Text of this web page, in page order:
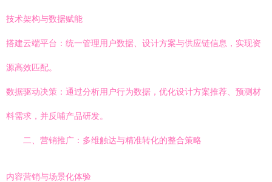
技术架构与数据赋能
搭建云端平台：统一管理用户数据、设计方案与供应链信息，实现资
源高效匹配。
数据驱动决策：通过分析用户行为数据，优化设计方案推荐、预测材
料需求，并反哺产品研发。
二、营销推广：多维触达与精准转化的整合策略
内容营销与场景化体验